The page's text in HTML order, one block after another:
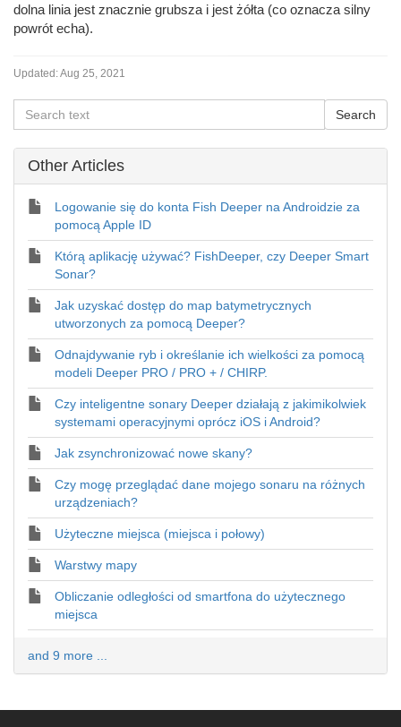
dolna linia jest znacznie grubsza i jest żółta (co oznacza silny
powrót echa).
Updated:Aug 25, 2021
Other Articles
Logowanie się do konta Fish Deeper na Androidzie za
pomocą Apple ID
Którą aplikację używać? FishDeeper, czy Deeper Smart
Sonar?
Jak uzyskać dostęp do map batymetrycznych
utworzonych za pomocą Deeper?
Odnajdywanie ryb i określanie ich wielkości za pomocą
modeli Deeper PRO / PRO + / CHIRP.
Czy inteligentne sonary Deeper działają z jakimikolwiek
systemami operacyjnymi oprócz iOS i Android?
Jak zsynchronizować nowe skany?
Czy mogę przeglądać dane mojego sonaru na różnych
urządzeniach?
Użyteczne miejsca (miejsca i połowy)
Warstwy mapy
Obliczanie odległości od smartfona do użytecznego
miejsca
and 9 more ...